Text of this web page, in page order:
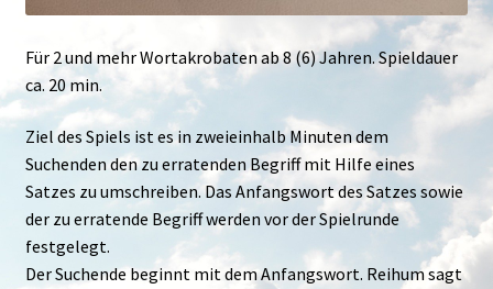
Für 2 und mehr Wortakrobaten ab 8 (6) Jahren. Spieldauer
ca. 20 min.
Ziel des Spiels ist es in zweieinhalb Minuten dem
Suchenden den zu erratenden Begriff mit Hilfe eines
Satzes zu umschreiben. Das Anfangswort des Satzes sowie
der zu erratende Begriff werden vor der Spielrunde
festgelegt.
Der Suchende beginnt mit dem Anfangswort. Reihum sagt